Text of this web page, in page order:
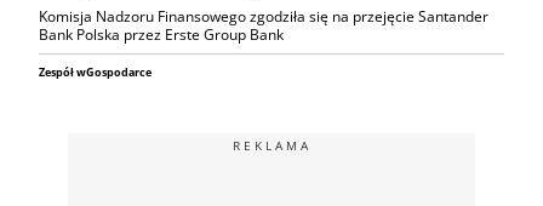
Komisja Nadzoru Finansowego zgodziła się na przejęcie Santander
Bank Polska przez Erste Group Bank
Zespół wGospodarce
REKLAMA